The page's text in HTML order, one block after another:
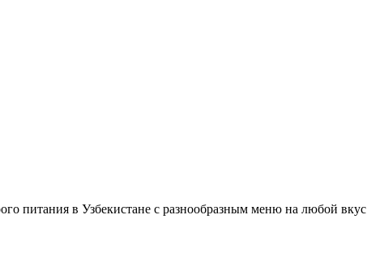
питания в Узбекистане с разнообразным меню на любой вкус